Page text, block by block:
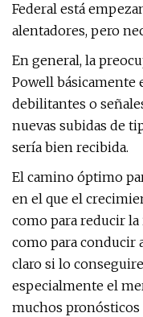
Federal está
alentadores, pero
En general, la
Powell básicamente
debilitantes o
nuevas subidas de
sería bien recibida.
El camino óptimo
en el que el
como para reducir
como para conducir
claro si lo
especialmente el
muchos pronósticos